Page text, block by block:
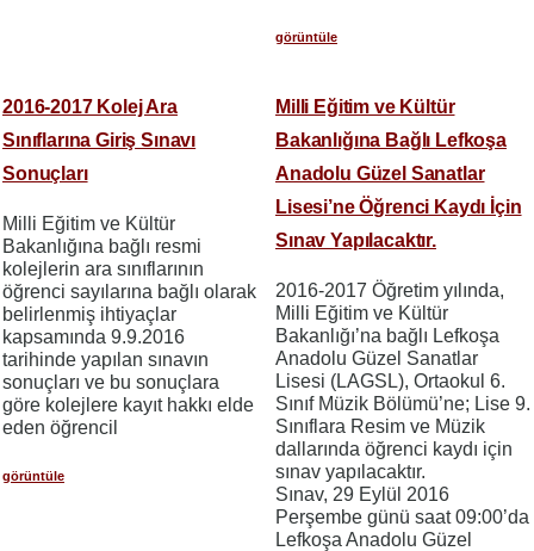
görüntüle
2016-2017 Kolej Ara
Sınıflarına Giriş Sınavı
Sonuçları
Milli Eğitim ve Kültür
Bakanlığına bağlı resmi
kolejlerin ara sınıflarının
öğrenci sayılarına bağlı olarak
belirlenmiş ihtiyaçlar
kapsamında 9.9.2016
tarihinde yapılan sınavın
sonuçları ve bu sonuçlara
göre kolejlere kayıt hakkı elde
eden öğrencil
görüntüle
Milli Eğitim ve Kültür
Bakanlığına Bağlı Lefkoşa
Anadolu Güzel Sanatlar
Lisesi’ne Öğrenci Kaydı İçin
Sınav Yapılacaktır.
2016-2017 Öğretim yılında,
Milli Eğitim ve Kültür
Bakanlığı’na bağlı Lefkoşa
Anadolu Güzel Sanatlar
Lisesi (LAGSL), Ortaokul 6.
Sınıf Müzik Bölümü’ne; Lise 9.
Sınıflara Resim ve Müzik
dallarında öğrenci kaydı için
sınav yapılacaktır.
Sınav, 29 Eylül 2016
Perşembe günü saat 09:00’da
Lefkoşa Anadolu Güzel